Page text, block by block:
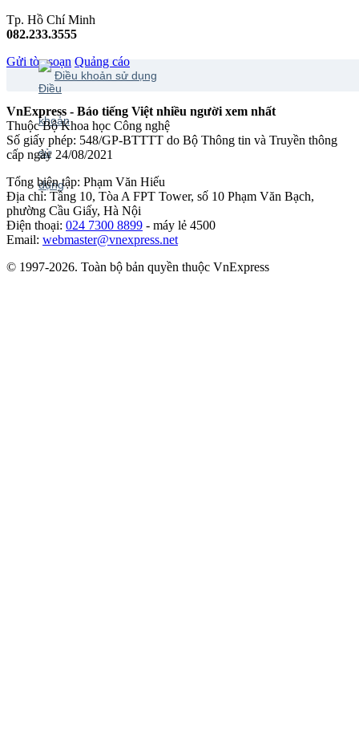
Tp. Hồ Chí Minh
082.233.3555
Gửi tòa soạn Quảng cáo
Điều khoản sử dụng
VnExpress - Báo tiếng Việt nhiều người xem nhất
Thuộc Bộ Khoa học Công nghệ
Số giấy phép: 548/GP-BTTTT do Bộ Thông tin và Truyền thông
cấp ngày 24/08/2021
Tổng biên tập: Phạm Văn Hiếu
Địa chỉ: Tầng 10, Tòa A FPT Tower, số 10 Phạm Văn Bạch,
phường Cầu Giấy, Hà Nội
Điện thoại: 024 7300 8899 - máy lẻ 4500
Email: webmaster@vnexpress.net
© 1997-2026. Toàn bộ bản quyền thuộc VnExpress